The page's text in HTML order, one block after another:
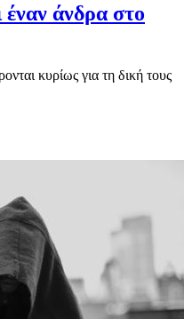
έναν άνδρα στο
κυρίως για τη δική τους